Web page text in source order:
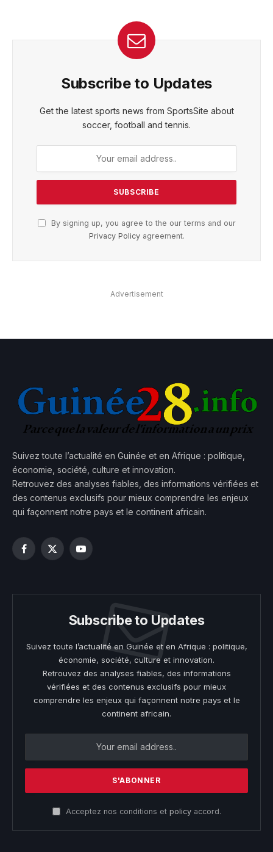
Subscribe to Updates
Get the latest sports news from SportsSite about
soccer, football and tennis.
By signing up, you agree to the our terms and our
Privacy Policyagreement.
Advertisement
Suivez toute l’actualité en Guinée et en Afrique : politique,
économie, société, culture et innovation.
Retrouvez des analyses fiables, des informations vérifiées et
des contenus exclusifs pour mieux comprendre les enjeux
qui façonnent notre pays et le continent africain.
Facebook
X
YouTube
Subscribe to Updates
Suivez toute l’actualité en Guinée et en Afrique : politique,
économie, société, culture et innovation.
Retrouvez des analyses fiables, des informations
vérifiées et des contenus exclusifs pour mieux
comprendre les enjeux qui façonnent notre pays et le
continent africain.
Acceptez nos conditions et policyaccord.